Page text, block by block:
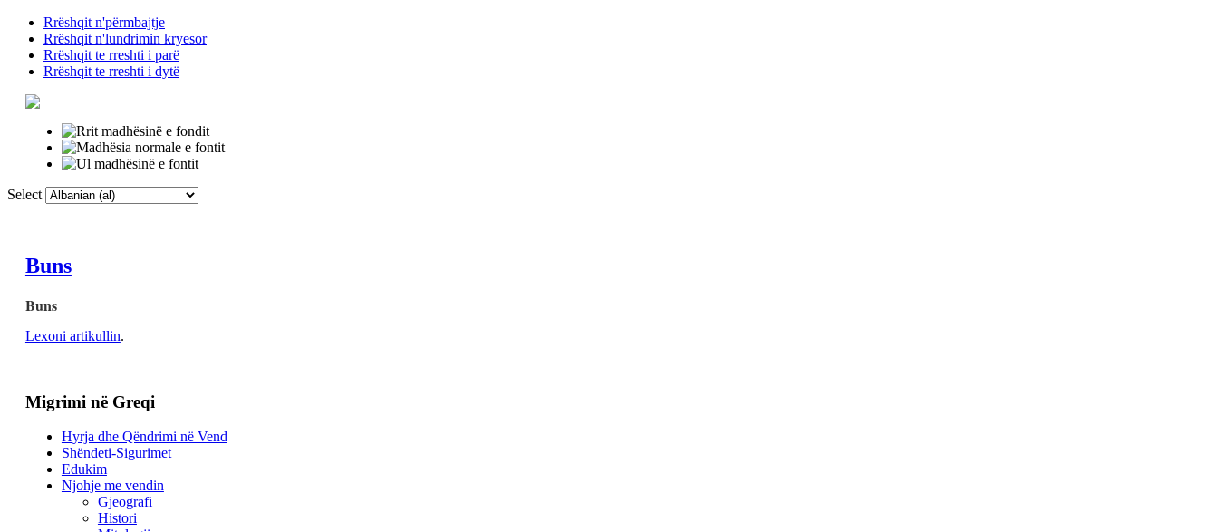
Rrëshqit n'përmbajtje
Rrëshqit n'lundrimin kryesor
Rrëshqit te rreshti i parë
Rrëshqit te rreshti i dytë
Select
Buns
Buns
Lexoni artikullin.
Migrimi në Greqi
Hyrja dhe Qëndrimi në Vend
Shëndeti-Sigurimet
Edukim
Njohje me vendin
Gjeografi
Histori